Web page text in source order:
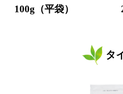
100g（平袋）
タ